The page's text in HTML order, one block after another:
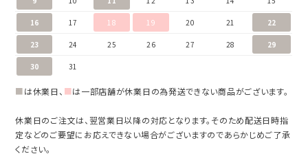
16 17 18 19 20 21 22
23 24 25 26 27 28 29
30 31
■は休業日、 ■は一部店舗が休業日の為発送できない商品がございます。
休業日のご注文は、翌営業日以降の対応となります。そのため配送日時指
定などのご要望にお応えできない場合がございますのであらかじめご了承
ください。